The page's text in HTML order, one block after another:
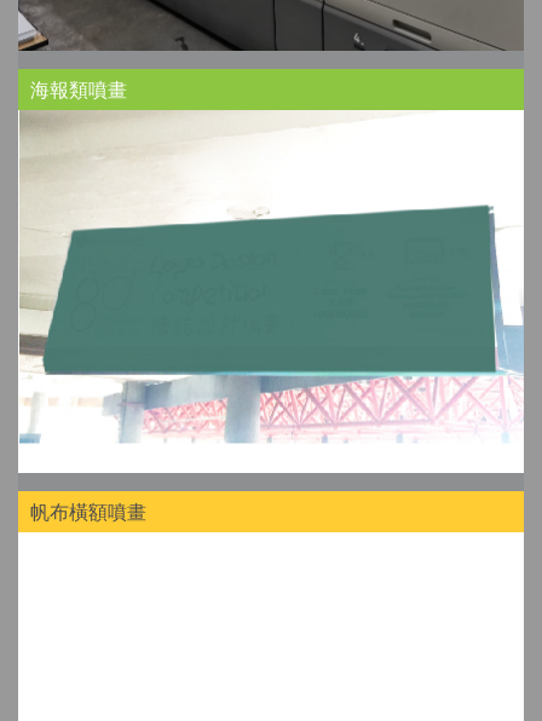
海報類噴畫
帆布橫額噴畫